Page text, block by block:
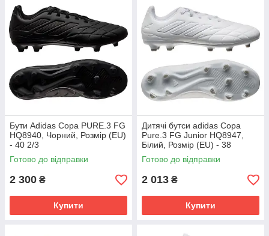
Бути Adidas Copa PURE.3 FG
HQ8940, Чорний, Розмір (EU)
- 40 2/3
Готово до відправки
2 300 ₴
Купити
Дитячі бутси adidas Copa
Pure.3 FG Junior HQ8947,
Білий, Розмір (EU) - 38
Готово до відправки
2 013 ₴
Купити